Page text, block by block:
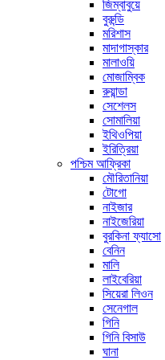
জিম্বাবুয়ে
বুরুন্ডি
মরিশাস
মাদাগাস্কার
মালাওয়ি
মোজাম্বিক
রুয়ান্ডা
সেশেলস
সোমালিয়া
ইথিওপিয়া
ইরিত্রিয়া
পশ্চিম আফ্রিকা
মৌরিতানিয়া
টোগো
নাইজার
নাইজেরিয়া
বুরকিনা ফ্যাসো
বেনিন
মালি
লাইবেরিয়া
সিয়েরা লিওন
সেনেগাল
গিনি
গিনি বিসাউ
ঘানা